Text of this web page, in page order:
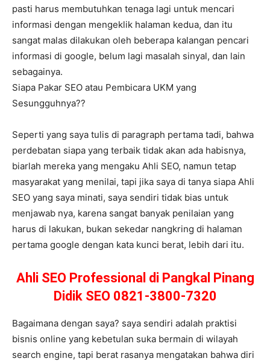
pasti harus membutuhkan tenaga lagi untuk mencari
informasi dengan mengeklik halaman kedua, dan itu
sangat malas dilakukan oleh beberapa kalangan pencari
informasi di google, belum lagi masalah sinyal, dan lain
sebagainya.
Siapa Pakar SEO atau Pembicara UKM yang
Sesungguhnya??
Seperti yang saya tulis di paragraph pertama tadi, bahwa
perdebatan siapa yang terbaik tidak akan ada habisnya,
biarlah mereka yang mengaku Ahli SEO, namun tetap
masyarakat yang menilai, tapi jika saya di tanya siapa Ahli
SEO yang saya minati, saya sendiri tidak bias untuk
menjawab nya, karena sangat banyak penilaian yang
harus di lakukan, bukan sekedar nangkring di halaman
pertama google dengan kata kunci berat, lebih dari itu.
Ahli SEO Professional di Pangkal Pinang
Didik SEO 0821-3800-7320
Bagaimana dengan saya? saya sendiri adalah praktisi
bisnis online yang kebetulan suka bermain di wilayah
search engine, tapi berat rasanya mengatakan bahwa diri